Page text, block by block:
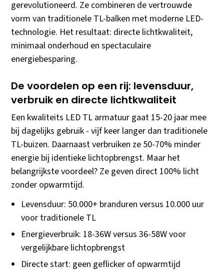
gerevolutioneerd. Ze combineren de vertrouwde
vorm van traditionele TL-balken met moderne LED-
technologie. Het resultaat: directe lichtkwaliteit,
minimaal onderhoud en spectaculaire
energiebesparing.
De voordelen op een rij: levensduur,
verbruik en directe lichtkwaliteit
Een kwaliteits LED TL armatuur gaat 15-20 jaar mee
bij dagelijks gebruik - vijf keer langer dan traditionele
TL-buizen. Daarnaast verbruiken ze 50-70% minder
energie bij identieke lichtopbrengst. Maar het
belangrijkste voordeel? Ze geven direct 100% licht
zonder opwarmtijd.
Levensduur: 50.000+ branduren versus 10.000 uur
voor traditionele TL
Energieverbruik: 18-36W versus 36-58W voor
vergelijkbare lichtopbrengst
Directe start: geen geflicker of opwarmtijd